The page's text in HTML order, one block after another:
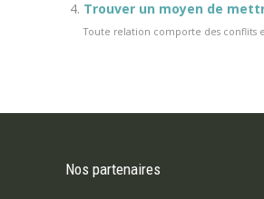
Trouver un moyen de
Toute relation comporte des conflits
Nos partenaires